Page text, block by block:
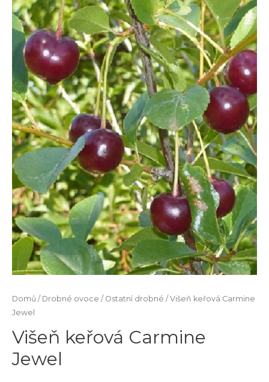
Domů / Drobné ovoce / Ostatní drobné / Višeň keřová Carmine
Jewel
Višeň keřová Carmine
Jewel